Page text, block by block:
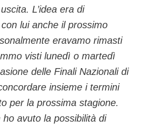
L’idea era di
lui anche il prossimo
eravamo rimasti
visti lunedì o martedì
delle Finali Nazionali di
insieme i termini
per la prossima stagione.
ho avuto la possibilità di